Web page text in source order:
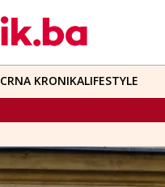
CRNA KRONIKALIFESTYLE